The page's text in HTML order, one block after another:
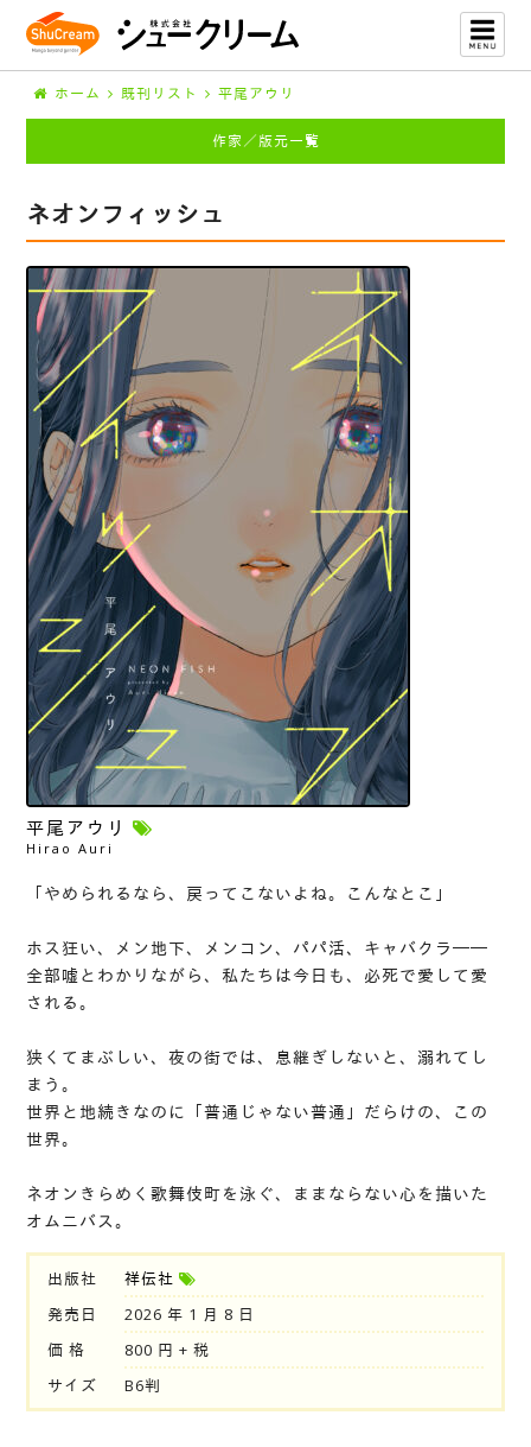
ホーム 既刊リスト 平尾アウリ
作家／版元一覧
ネオンフィッシュ
平尾アウリ
Hirao Auri
「やめられるなら、戻ってこないよね。こんなとこ」
ホス狂い、メン地下、メンコン、パパ活、キャバクラ──
全部嘘とわかりながら、私たちは今日も、必死で愛して愛
される。
狭くてまぶしい、夜の街では、息継ぎしないと、溺れてし
まう。
世界と地続きなのに「普通じゃない普通」だらけの、この
世界。
ネオンきらめく歌舞伎町を泳ぐ、ままならない心を描いた
オムニバス。
出版社
祥伝社
発売日
2026 年 1 月 8 日
価 格
800 円 + 税
サイズ
B6判